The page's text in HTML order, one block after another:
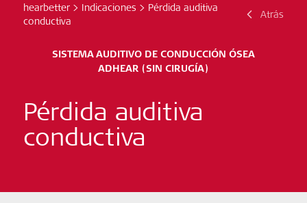
content
Estudios compactos
Spanish – Spain
Buscar
hearbetter > Indicaciones > Pérdida auditiva
conductiva
Atrás
SISTEMA AUDITIVO DE CONDUCCIÓN ÓSEA
ADHEAR (SIN CIRUGÍA)
Pérdida auditiva
conductiva